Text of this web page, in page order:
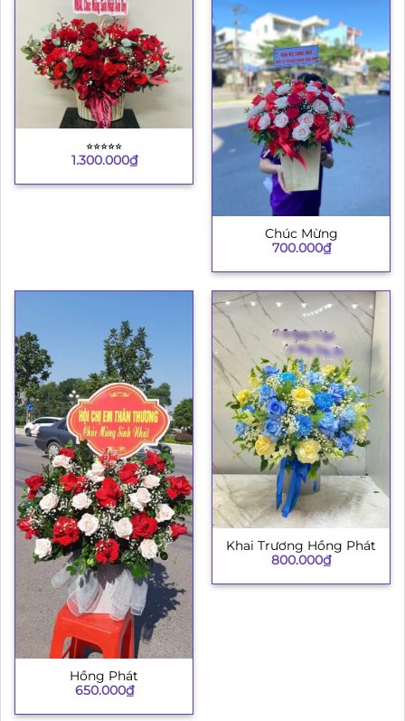
⭐︎⭐︎⭐︎⭐︎⭐︎
1.300.000₫
Chúc Mừng
700.000₫
Hồng Phát
650.000₫
Khai Trương Hồng Phát
800.000₫